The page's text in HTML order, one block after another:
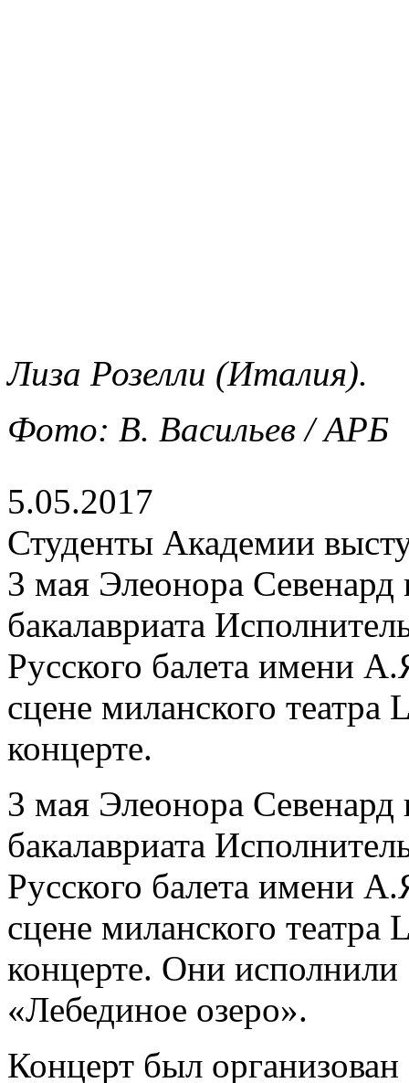
Лиза Розелли (Италия).
Фото: В. Васильев / АРБ
5.05.2017
Студенты Академии
3 мая Элеонора
бакалавриата
Русского балета имени
сцене миланского театра
концерте.
3 мая Элеонора
бакалавриата
Русского балета имени
сцене миланского театра
концерте. Они исполнили
«Лебединое озеро».
Концерт был